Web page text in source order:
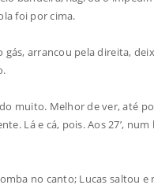
foi por cima.
arrancou pela direita,
muito. Melhor de ver, até
Lá e cá, pois. Aos 27’,
no canto; Lucas saltou e